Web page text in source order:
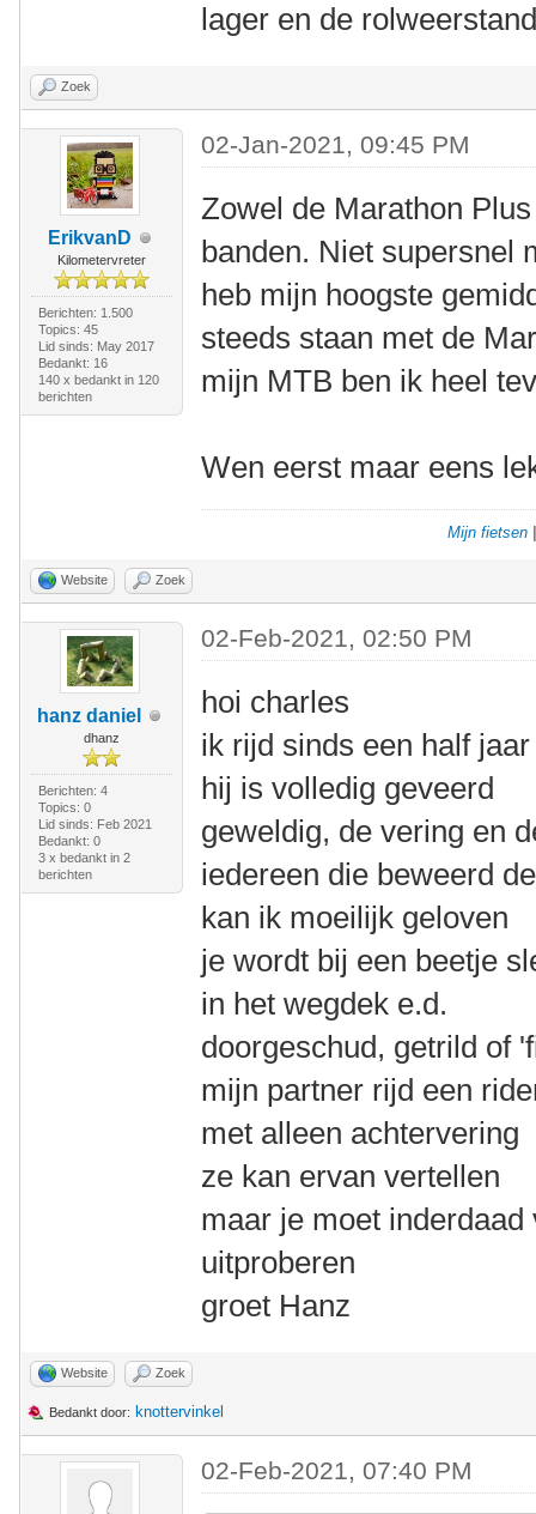
lager en de
Zoek
ErikvanD
Kilometervreter
Berichten: 1.500
Topics: 45
Lid sinds: May 2017
Bedankt: 16
140 x bedankt in 120
berichten
02-Jan-2021, 09:45 PM
Zowel de Marathon
banden. Niet supersnel
heb mijn hoogste
steeds staan met de
mijn MTB ben ik heel
Wen eerst maar eens
Mijn fietsen
Website Zoek
hanz daniel
dhanz
Berichten: 4
Topics: 0
Lid sinds: Feb 2021
Bedankt: 0
3 x bedankt in 2
berichten
02-Feb-2021, 02:50 PM
hoi charles
ik rijd sinds een half
hij is volledig geveerd
geweldig, de vering en
iedereen die beweerd
kan ik moeilijk geloven
je wordt bij een beetje
in het wegdek e.d.
doorgeschud, getrild of
mijn partner rijd een
met alleen achtervering
ze kan ervan vertellen
maar je moet
uitproberen
groet Hanz
Website Zoek
Bedankt door: knottervinkel
02-Feb-2021, 07:40 PM